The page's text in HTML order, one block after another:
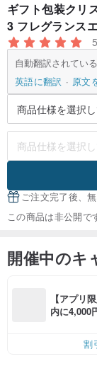
ギフト包装クリ
3 フレグランス
5
自動翻訳されてい
英語に翻訳
原文
ご注文完了後、
この商品は非公開で
開催中のキ
【アプリ
内に4,000
割